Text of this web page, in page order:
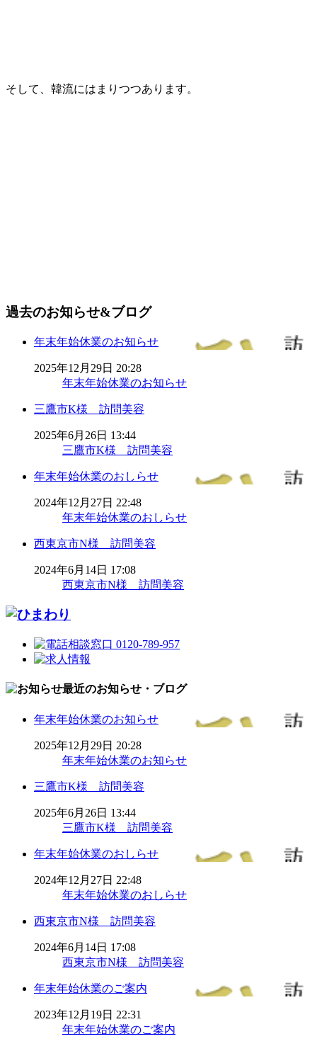
そして、韓流にはまりつつあります。
過去のお知らせ&ブログ
年末年始休業のお知らせ
2025年12月29日 20:28
年末年始休業のお知らせ
三鷹市K様 訪問美容
2025年6月26日 13:44
三鷹市K様 訪問美容
年末年始休業のおしらせ
2024年12月27日 22:48
年末年始休業のおしらせ
西東京市N様 訪問美容
2024年6月14日 17:08
西東京市N様 訪問美容
最近のお知らせ・ブログ
年末年始休業のお知らせ
2025年12月29日 20:28
年末年始休業のお知らせ
三鷹市K様 訪問美容
2025年6月26日 13:44
三鷹市K様 訪問美容
年末年始休業のおしらせ
2024年12月27日 22:48
年末年始休業のおしらせ
西東京市N様 訪問美容
2024年6月14日 17:08
西東京市N様 訪問美容
年末年始休業のご案内
2023年12月19日 22:31
年末年始休業のご案内